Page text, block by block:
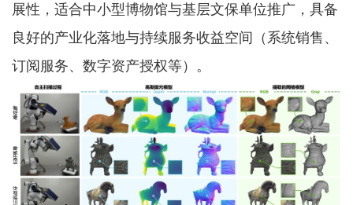
展性，适合中小型博物馆与基层文保单位推广，具备
良好的产业化落地与持续服务收益空间（系统销售、
订阅服务、数字资产授权等）。